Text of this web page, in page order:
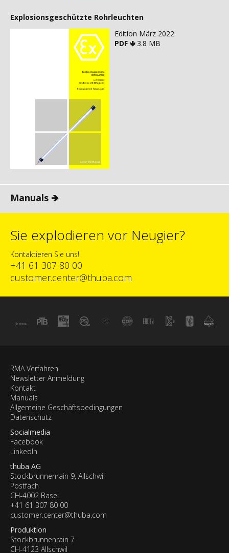
Explosionsgeschützte Rohrleuchten
Edition März 2022
PDF 🢃 3.8 MB
Manuals 🡺
Sie explodieren vor Neugier?
Kontaktieren Sie uns!
+41 61 307 80 00
customer.center@thuba.com
RMA Verfahren
Newsletter Anmeldung
Kontakt
Manuals
Allgemeine Geschäftsbedingungen
Datenschutz
Socialmedia
Facebook
LinkedIn
thuba AG
Stockbrunnenrain 9, Allschwil
Postfach
CH-4002 Basel
+41 61 307 80 00
customer.center@thuba.com
Produktion
Stockbrunnenrain 7
CH-4123 Allschwil